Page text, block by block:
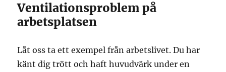
Ventilationsproblem på
arbetsplatsen
Låt oss ta ett exempel från arbetslivet. Du har
känt dig trött och haft huvudvärk under en